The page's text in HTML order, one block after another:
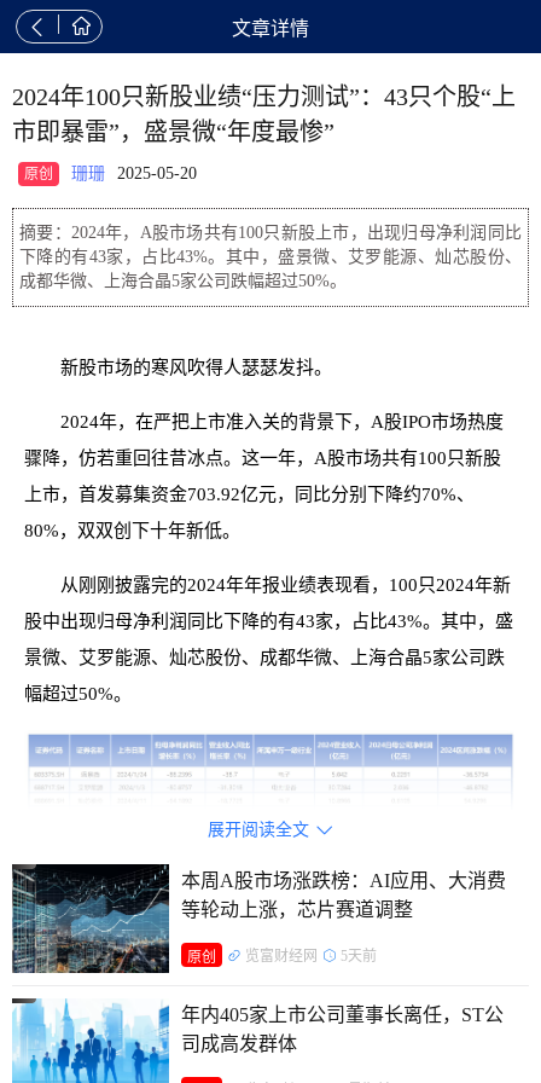
  文章详情
2024年100只新股业绩“压力测试”：43只个股“上
市即暴雷”，盛景微“年度最惨”
原创 珊珊 2025-05-20
摘要：2024年，A股市场共有100只新股上市，出现归母净利润同比
下降的有43家，占比43%。其中，盛景微、艾罗能源、灿芯股份、
成都华微、上海合晶5家公司跌幅超过50%。
新股市场的寒风吹得人瑟瑟发抖。
2024年，在严把上市准入关的背景下，A股IPO市场热度
骤降，仿若重回往昔冰点。这一年，A股市场共有100只新股
上市，首发募集资金703.92亿元，同比分别下降约70%、
80%，双双创下十年新低。
从刚刚披露完的2024年年报业绩表现看，100只2024年新
股中出现归母净利润同比下降的有43家，占比43%。其中，盛
景微、艾罗能源、灿芯股份、成都华微、上海合晶5家公司跌
幅超过50%。
展开阅读全文 
本周A股市场涨跌榜：AI应用、大消费
等轮动上涨，芯片赛道调整
原创 览富财经网 5天前
年内405家上市公司董事长离任，ST公
司成高发群体